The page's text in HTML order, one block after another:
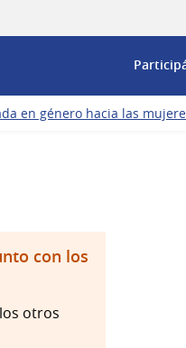
en género hacia las
con los
otros